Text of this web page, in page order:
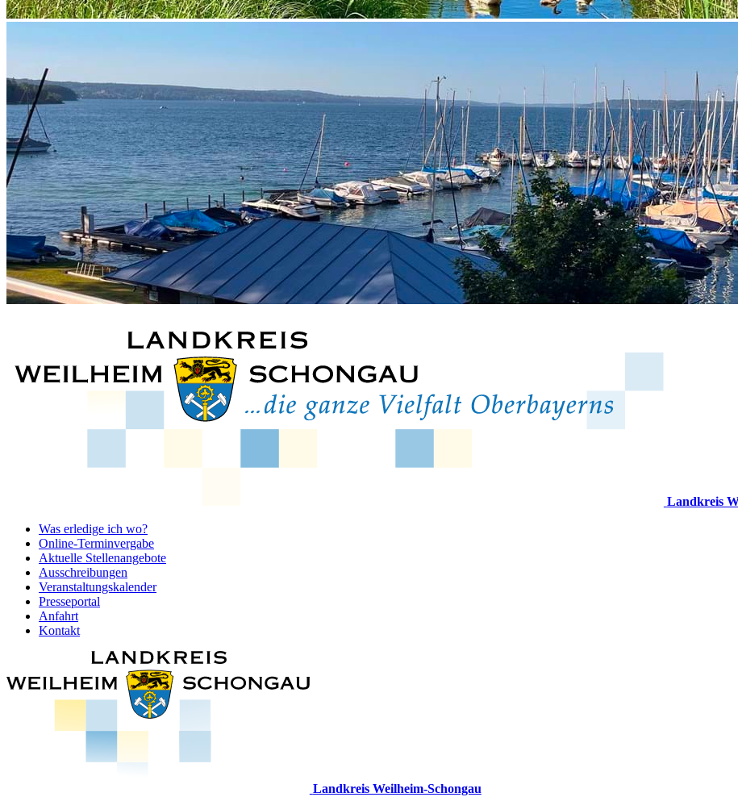
Landkreis
Was erledige ich wo?
Online-Terminvergabe
Aktuelle Stellenangebote
Ausschreibungen
Veranstaltungskalender
Presseportal
Anfahrt
Kontakt
Landkreis Weilheim-Schongau